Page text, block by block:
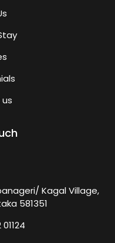
Kagal Village,
581351